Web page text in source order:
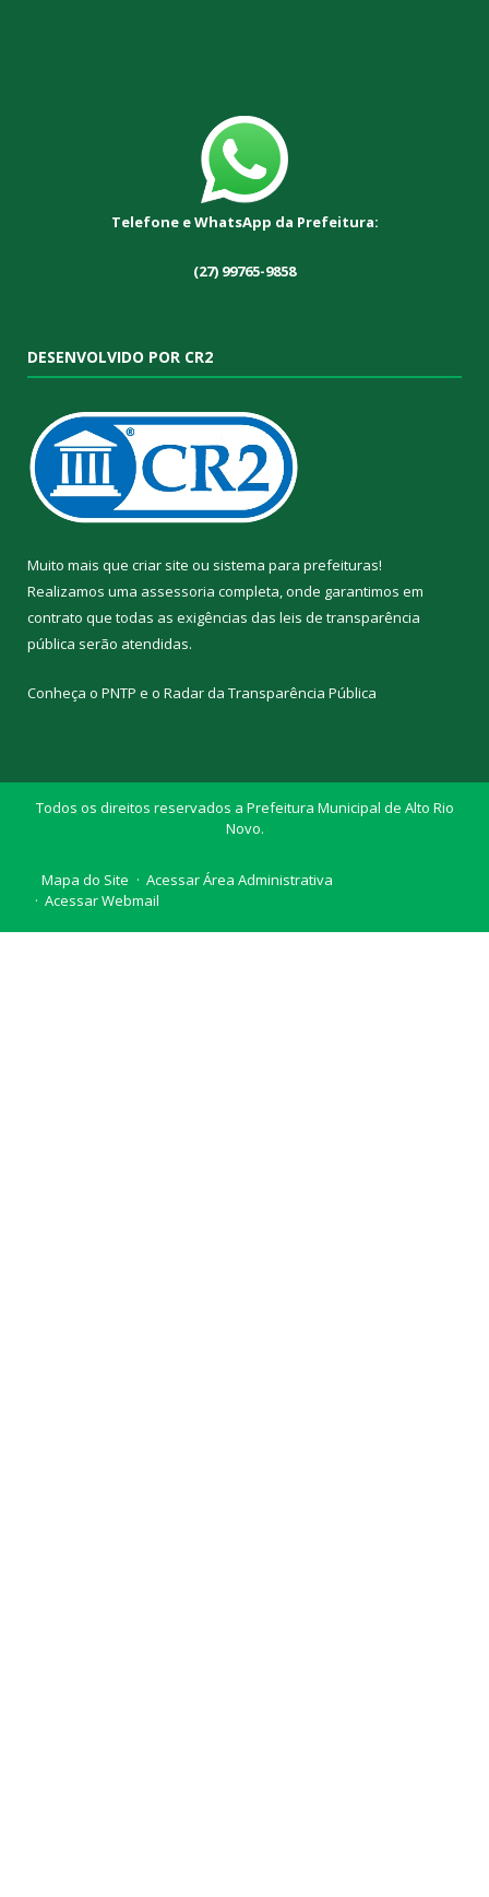
Telefone e WhatsApp da Prefeitura:
(27) 99765-9858
DESENVOLVIDO POR CR2
Muito mais que criar site ou sistema para prefeituras!
Realizamos uma assessoria completa, onde garantimos em
contrato que todas as exigências das leis de transparência
pública serão atendidas.
Conheça o PNTP e o Radar da Transparência Pública
Todos os direitos reservados a Prefeitura Municipal de Alto Rio
Novo.
Mapa do Site
Acessar Área Administrativa
Acessar Webmail